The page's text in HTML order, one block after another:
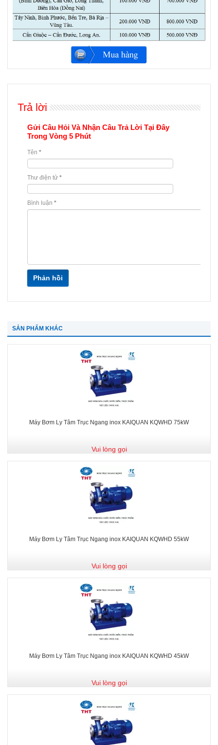
Trả lời
Gửi Câu Hỏi Và Nhận Câu Trả Lời Tại Đây
Trong Vòng 5 Phút
Tên *
Thư điện tử *
Bình luận *
Phản hồi
SẢN PHẨM KHÁC
Máy Bơm Ly Tâm Trục Ngang inox KAIQUAN KQWHD 75kW
Vui lòng gọi
Máy Bơm Ly Tâm Trục Ngang inox KAIQUAN KQWHD 55kW
Vui lòng gọi
Máy Bơm Ly Tâm Trục Ngang inox KAIQUAN KQWHD 45kW
Vui lòng gọi